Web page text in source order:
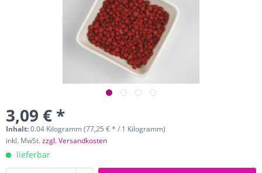
3,09 € *
Inhalt:0.04 Kilogramm (77,25 € * / 1 Kilogramm)
inkl. MwSt.zzgl. Versandkosten
lieferbar